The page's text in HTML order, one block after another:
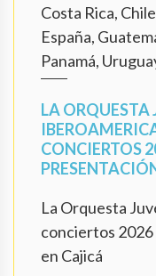
Costa Rica,
España,
Panamá,
LA ORQUESTA
CONCIERTOS
La Orquesta
conciertos
en Cajicá